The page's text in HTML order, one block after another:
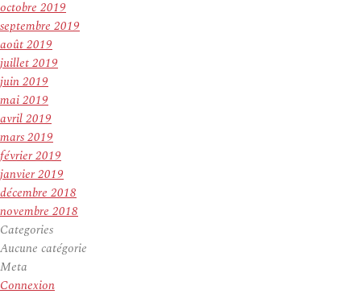
octobre 2019
septembre 2019
août 2019
juillet 2019
juin 2019
mai 2019
avril 2019
mars 2019
février 2019
janvier 2019
décembre 2018
novembre 2018
Categories
Aucune catégorie
Meta
Connexion